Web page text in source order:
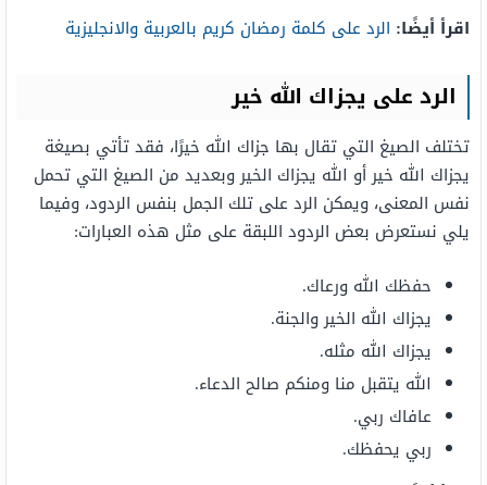
اقرأ أيضًا: الرد على كلمة رمضان كريم بالعربية والانجليزية
الرد على يجزاك الله خير
تختلف الصيغ التي تقال بها جزاك الله خيرًا، فقد تأتي بصيغة
يجزاك الله خير أو الله يجزاك الخير وبعديد من الصيغ التي تحمل
نفس المعنى، ويمكن الرد على تلك الجمل بنفس الردود، وفيما
يلي نستعرض بعض الردود اللبقة على مثل هذه العبارات:
حفظك الله ورعاك.
يجزاك الله الخير والجنة.
يجزاك الله مثله.
الله يتقبل منا ومنكم صالح الدعاء.
عافاك ربي.
ربي يحفظك.